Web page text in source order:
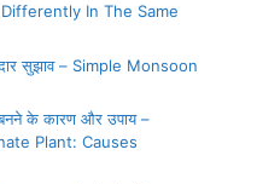
In The Same
सुझाव – Simple Monsoon
बनने के कारण और उपाय –
Plant: Causes